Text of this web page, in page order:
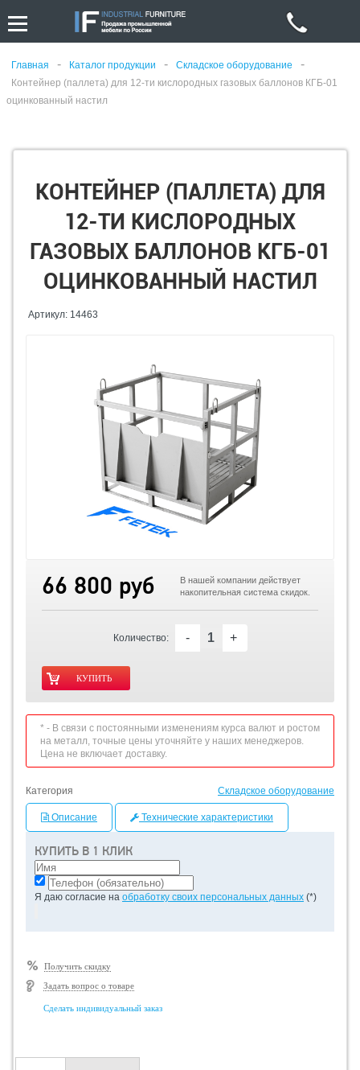
Главная - Каталог продукции - Складское оборудование -
Контейнер (паллета) для 12-ти кислородных газовых баллонов КГБ-01
оцинкованный настил
КОНТЕЙНЕР (ПАЛЛЕТА) ДЛЯ
12-ТИ КИСЛОРОДНЫХ
ГАЗОВЫХ БАЛЛОНОВ КГБ-01
ОЦИНКОВАННЫЙ НАСТИЛ
Артикул: 14463
КУПИТЬ В 1 КЛИК
Я даю согласие на обработку своих персональных данных (*)
Получить скидку
Задать вопрос о товаре
Сделать индивидуальный заказ
66 800 руб
В нашей компании действует
накопительная система скидок.
Количество: - +
* - В связи с постоянными изменениям курса валют и ростом
на металл, точные цены уточняйте у наших менеджеров.
Цена не включает доставку.
Категория Складское оборудование
Описание Технические характеристики